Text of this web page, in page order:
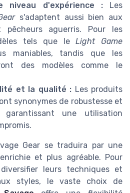
niveau d'expérience :Les
s'adaptent aussi bien aux
pêcheurs aguerris. Pour les
tels que leLight Game
maniables, tandis que les
des modèles comme le
et la qualité : Les produits
synonymes de robustesse et
garantissant une utilisation
Gear se traduira par une
et plus agréable. Pour
leurs techniques et
styles, le vaste choix de